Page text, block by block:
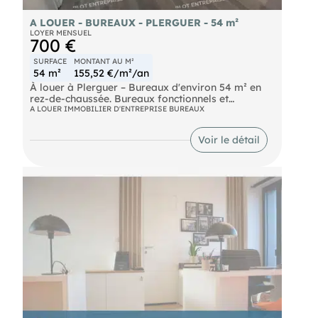
A LOUER - BUREAUX - PLERGUER - 54 m²
LOYER MENSUEL
700 €
SURFACE
54 m²
MONTANT AU M²
155,52 €/m²/an
À louer à Plerguer – Bureaux d'environ 54 m² en
rez-de-chaussée. Bureaux fonctionnels et
accessibles.
- Espace cuisine / Cafétéria + WC Accès direct à
la voie rapide, facilitant vos déplacements
professionnels. L'accès PMR est également
pour tous vos collaborateurs et clients. 3 parkings
aériens. Les informations sur les risques naturels,
miniers, ou technologiques, auxquels ces biens
sont exposés, sont disponibles sur le site
A LOUER IMMOBILIER D'ENTREPRISE BUREAUX
Voir le détail